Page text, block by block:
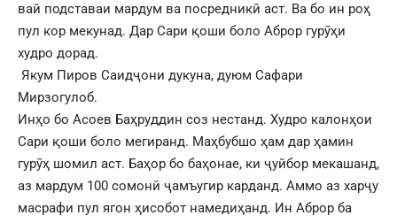
вай подставаи мардум ва посредникӣ аст. Ва бо ин роҳ
пул кор мекунад. Дар Сари қоши боло Аброр гурӯҳи
худро дорад.
Якум Пиров Саидҷони дукуна, дуюм Сафари
Мирзогулоб.
Инҳо бо Асоев Баҳруддин соз нестанд. Худро калонҳои
Сари қоши боло мегиранд. Маҳбубшо ҳам дар ҳамин
гурӯҳ шомил аст. Баҳор бо баҳонае, ки ҷуйбор мекашанд,
аз мардум 100 сомонӣ ҷамъугир карданд. Аммо аз харҷу
масрафи пул ягон ҳисобот намедиҳанд. Ин Аброр ба